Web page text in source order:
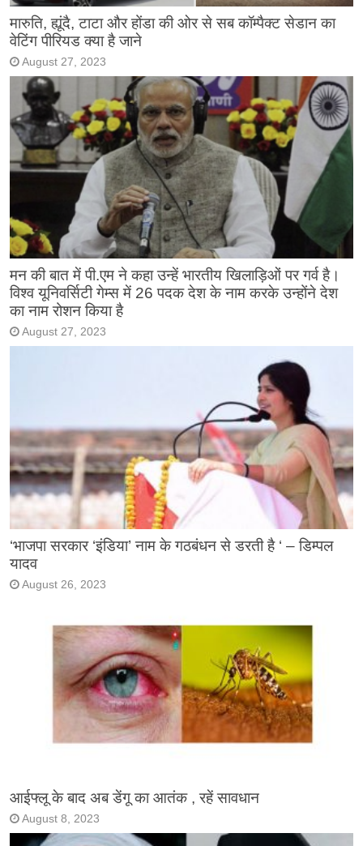
मारुति, ह्यूंदै, टाटा और होंडा की ओर से सब कॉम्पैक्ट सेडान का
वेटिंग पीरियड क्या है जाने
August 27, 2023
मन की बात में पी.एम ने कहा उन्हें भारतीय खिलाड़िओं पर गर्व है।
विश्व यूनिवर्सिटी गेम्स में 26 पदक देश के नाम करके उन्होंने देश
का नाम रोशन किया है
August 27, 2023
‘भाजपा सरकार ‘इंडिया’ नाम के गठबंधन से डरती है ‘ – डिम्पल
यादव
August 26, 2023
आईफ्लू के बाद अब डेंगू का आतंक , रहें सावधान
August 8, 2023